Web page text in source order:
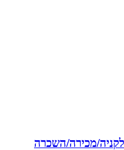
לקניה/מכירה/השכרה